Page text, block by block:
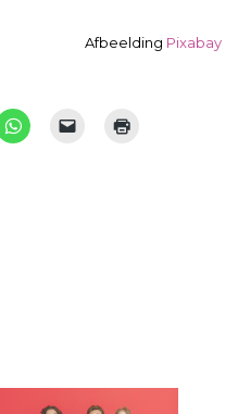
Afbeelding Pixabay